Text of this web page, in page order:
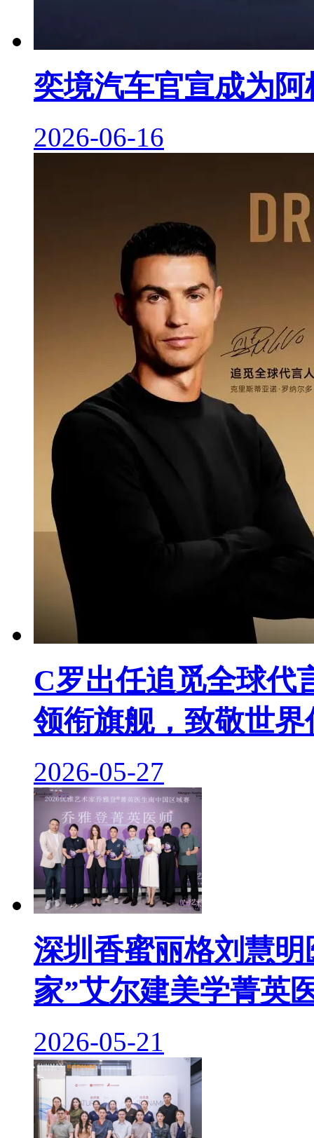
奕境汽车官宣成为
2026-06-16
C罗出任追觅全球代
领衔旗舰，致敬世界
2026-05-27
深圳香蜜丽格刘慧
家”艾尔建美学菁英
2026-05-21